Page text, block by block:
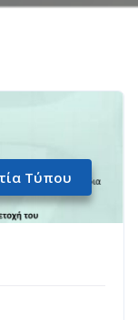
Τύπου